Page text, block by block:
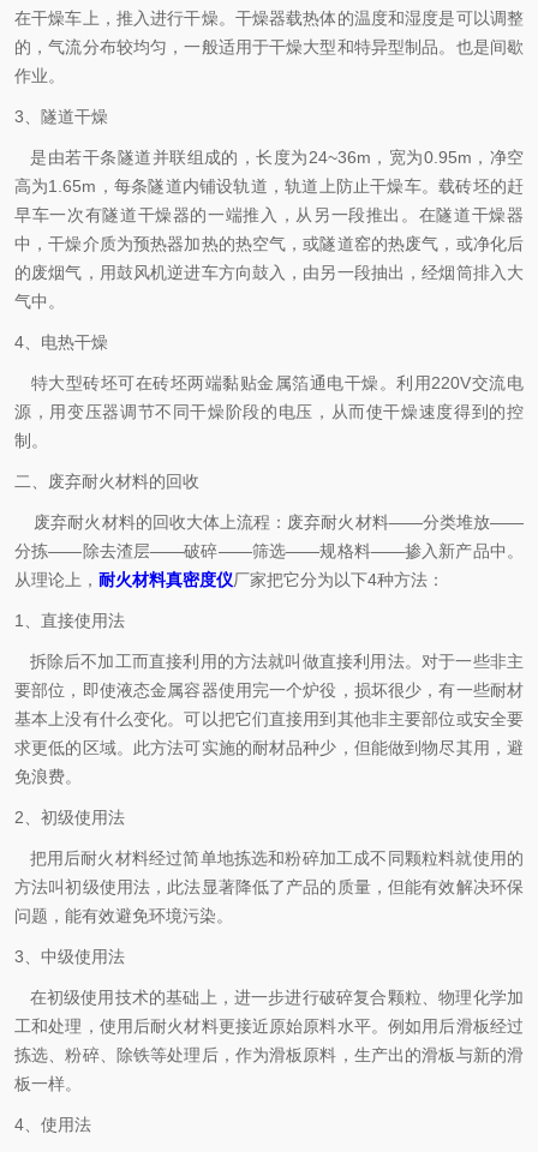
在干燥车上，推入进行干燥。干燥器载热体的温度和湿度是可以调整
的，气流分布较均匀，一般适用于干燥大型和特异型制品。也是间歇
作业。
3、隧道干燥
是由若干条隧道并联组成的，长度为24~36m，宽为0.95m，净空
高为1.65m，每条隧道内铺设轨道，轨道上防止干燥车。载砖坯的赶
早车一次有隧道干燥器的一端推入，从另一段推出。在隧道干燥器
中，干燥介质为预热器加热的热空气，或隧道窑的热废气，或净化后
的废烟气，用鼓风机逆进车方向鼓入，由另一段抽出，经烟筒排入大
气中。
4、电热干燥
特大型砖坯可在砖坯两端黏贴金属箔通电干燥。利用220V交流电
源，用变压器调节不同干燥阶段的电压，从而使干燥速度得到的控
制。
二、废弃耐火材料的回收
废弃耐火材料的回收大体上流程：废弃耐火材料——分类堆放——
分拣——除去渣层——破碎——筛选——规格料——掺入新产品中。
从理论上， 耐火材料真密度仪厂家把它分为以下4种方法：
1、直接使用法
拆除后不加工而直接利用的方法就叫做直接利用法。对于一些非主
要部位，即使液态金属容器使用完一个炉役，损坏很少，有一些耐材
基本上没有什么变化。可以把它们直接用到其他非主要部位或安全要
求更低的区域。此方法可实施的耐材品种少，但能做到物尽其用，避
免浪费。
2、初级使用法
把用后耐火材料经过简单地拣选和粉碎加工成不同颗粒料就使用的
方法叫初级使用法，此法显著降低了产品的质量，但能有效解决环保
问题，能有效避免环境污染。
3、中级使用法
在初级使用技术的基础上，进一步进行破碎复合颗粒、物理化学加
工和处理，使用后耐火材料更接近原始原料水平。例如用后滑板经过
拣选、粉碎、除铁等处理后，作为滑板原料，生产出的滑板与新的滑
板一样。
4、使用法